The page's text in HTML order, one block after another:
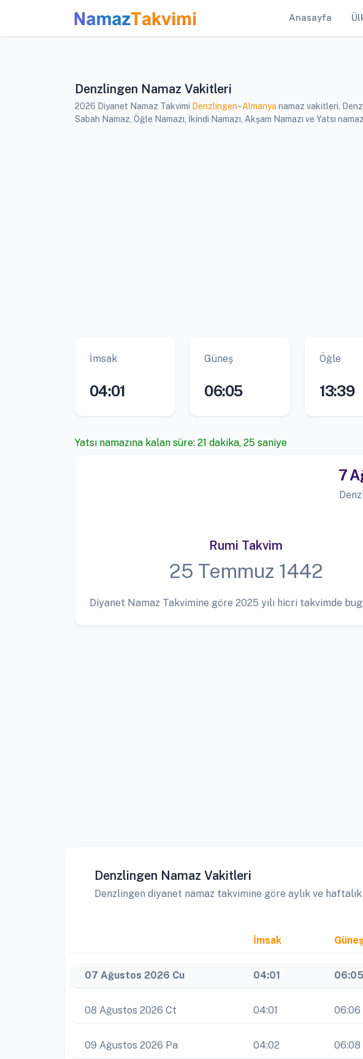
Anasayfa
Denzlingen Namaz Vakitleri
2026 Diyanet Namaz Takvimi Denzlingen-Almanya namaz vakitleri.
Sabah Namaz, Öğle Namazı, İkindi Namazı, Akşam Namazı ve Yatsı
İmsak
04:01
Güneş
06:05
Öğle
13:39
Yatsı namazına kalan süre: 21 dakika, 25 saniye
7
Rumi Takvim
25 Temmuz 1442
Diyanet Namaz Takvimine göre 2025 yılı hicri takvimde
Denzlingen Namaz Vakitleri
Denzlingen diyanet namaz takvimine göre aylık ve
İmsak Güneş
07 Ağustos 2026 Cu 04:01 06:05
08 Ağustos 2026 Ct 04:01 06:06
09 Ağustos 2026 Pa 04:02 06:08